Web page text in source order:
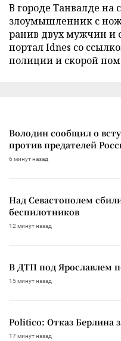
В городе Танвалде на
злоумышленник с
ранив двух мужчин и
портал Idnes со
полиции и скорой
Володин сообщил о
против предателей
6 минут назад
Над Севастополем
беспилотников
12 минут назад
В ДТП под Ярославлем
15 минут назад
Politico: Отказ Берлина
17 минут назад